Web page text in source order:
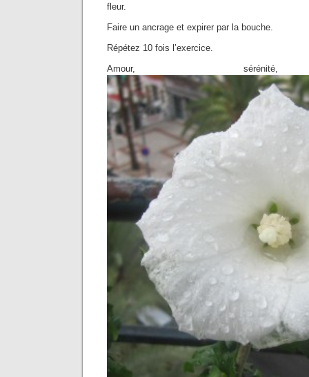
fleur.
Faire un ancrage et expirer par la bouche.
Répétez 10 fois l’exercice.
Amour,